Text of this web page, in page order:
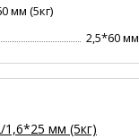
мм (5кг)
2,5*60 мм
1,6*25 мм (5кг)